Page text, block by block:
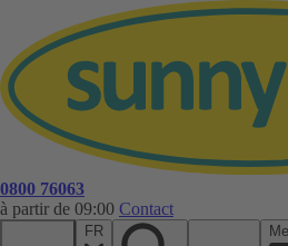
0800 76063
à partir de 09:00 Contact
FR